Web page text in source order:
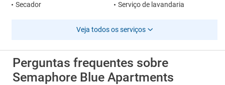
Secador
Serviço de lavandaria
Veja todos os serviços
Perguntas frequentes sobre
Semaphore Blue Apartments